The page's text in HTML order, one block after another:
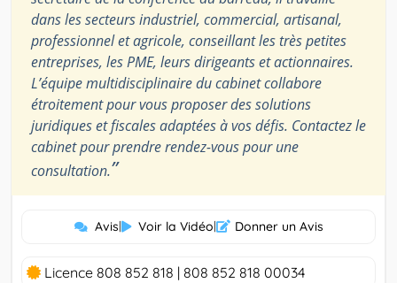
dans les secteurs industriel, commercial, artisanal,
professionnel et agricole, conseillant les très petites
entreprises, les PME, leurs dirigeants et actionnaires.
L’équipe multidisciplinaire du cabinet collabore
étroitement pour vous proposer des solutions
juridiques et fiscales adaptées à vos défis. Contactez le
cabinet pour prendre rendez-vous pour une
consultation.”
Avis| Voir la Vidéo| Donner un Avis
Licence 808 852 818 | 808 852 818 00034